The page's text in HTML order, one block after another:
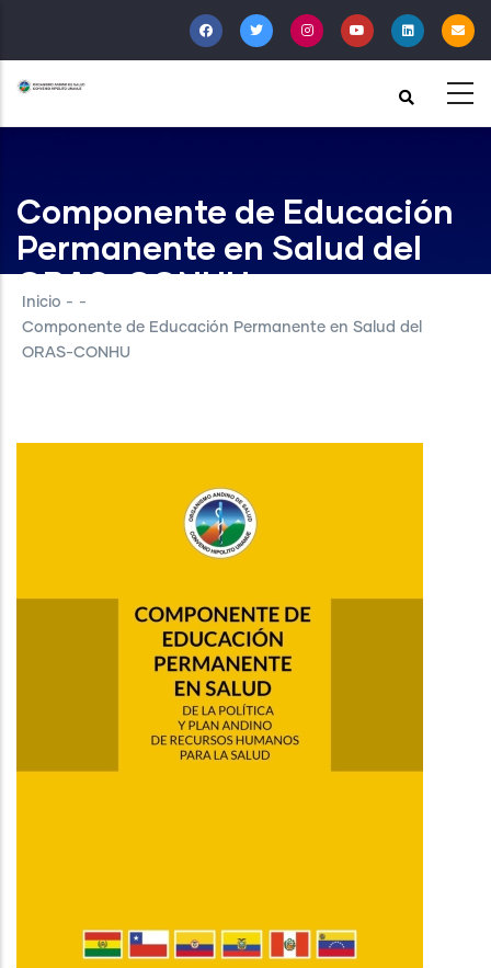
al
contenido
principal
Componente de Educación
Permanente en Salud del
ORAS-CONHU
Inicio - -
Componente de Educación Permanente en Salud del
ORAS-CONHU